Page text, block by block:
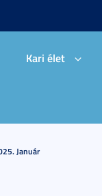
Kari élet
Január